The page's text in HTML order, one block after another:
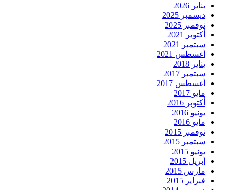
يناير 2026
ديسمبر 2025
نوفمبر 2025
أكتوبر 2021
سبتمبر 2021
أغسطس 2021
يناير 2018
سبتمبر 2017
أغسطس 2017
مايو 2017
أكتوبر 2016
يونيو 2016
مايو 2016
نوفمبر 2015
سبتمبر 2015
يونيو 2015
أبريل 2015
مارس 2015
فبراير 2015